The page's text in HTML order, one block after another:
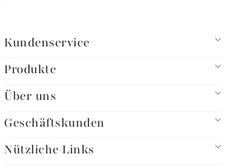
Kundenservice
Produkte
Über uns
Geschäftskunden
Nützliche Links